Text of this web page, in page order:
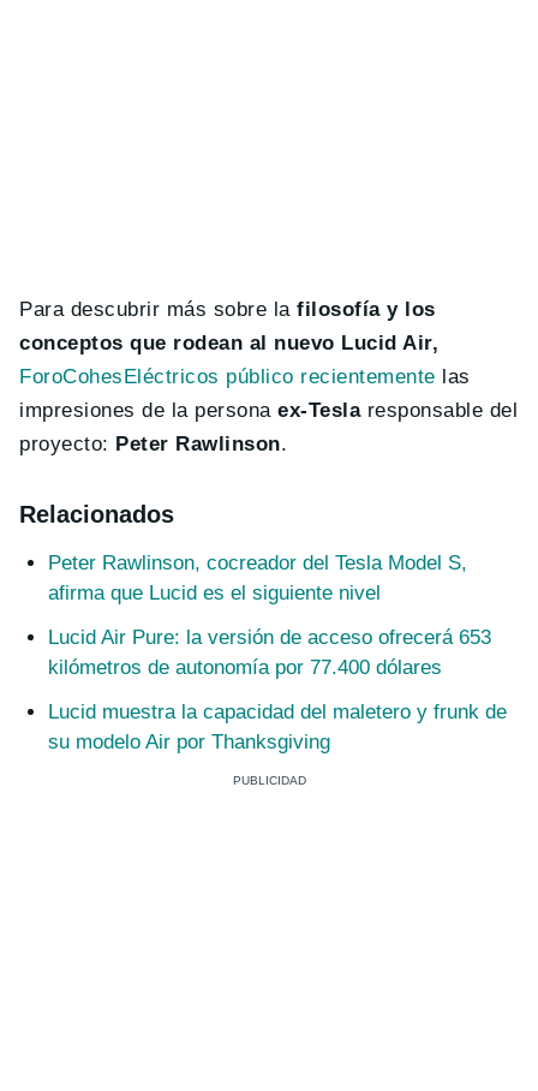
Para descubrir más sobre lafilosofía y los
conceptos que rodean al nuevo Lucid Air,
ForoCohesEléctricos público recientemente las
impresiones de la personaex-Teslaresponsable del
proyecto: Peter Rawlinson.
Relacionados
Peter Rawlinson, cocreador del Tesla Model S,
afirma que Lucid es el siguiente nivel
Lucid Air Pure: la versión de acceso ofrecerá 653
kilómetros de autonomía por 77.400 dólares
Lucid muestra la capacidad del maletero y frunk de
su modelo Air por Thanksgiving